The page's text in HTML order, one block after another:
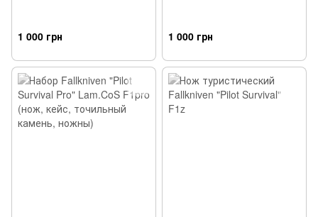
1 000 грн 1 000 грн